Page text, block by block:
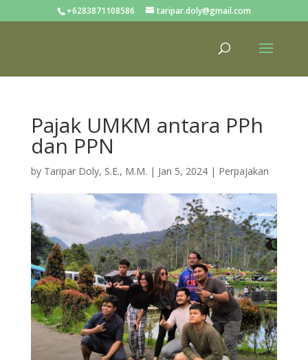
+6283871108586 taripar.doly@gmail.com
Pajak UMKM antara PPh
dan PPN
by Taripar Doly, S.E., M.M. | Jan 5, 2024| Perpajakan